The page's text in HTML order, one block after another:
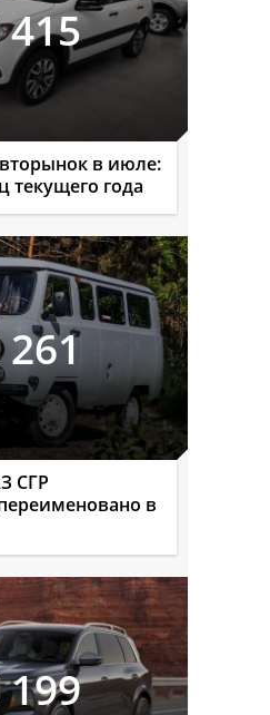
415
в июле:
года
261
СГР
в
199